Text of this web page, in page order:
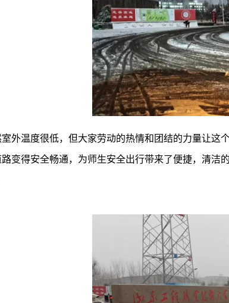
室外温度很低，但大家劳动的热情和团结的力量让这
变得安全畅通，为师生安全出行带来了便捷，清洁